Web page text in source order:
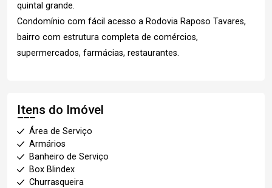
quintal grande.
Condomínio com fácil acesso a Rodovia Raposo Tavares,
bairro com estrutura completa de comércios,
supermercados, farmácias, restaurantes.
Itens do Imóvel
Área de Serviço
Armários
Banheiro de Serviço
Box Blindex
Churrasqueira